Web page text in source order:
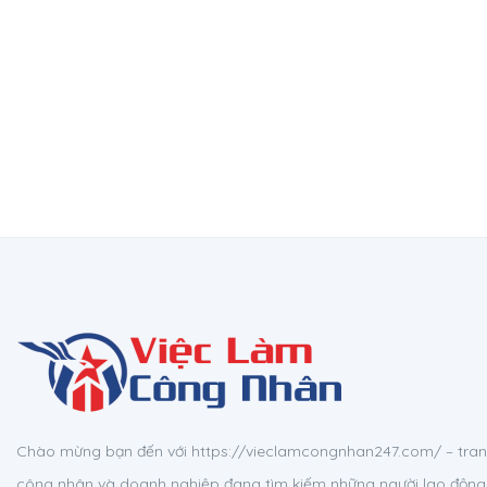
Chào mừng bạn đến với https://vieclamcongnhan247.com/ –